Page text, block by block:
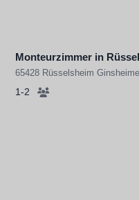
Monteurzimmer in
65428 Rüsselsheim
1-2